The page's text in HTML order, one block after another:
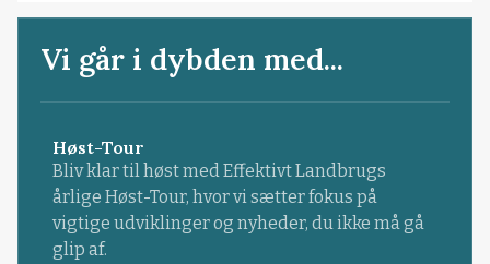
Vi går i dybden med...
Høst-Tour
Bliv klar til høst med Effektivt Landbrugs
årlige Høst-Tour, hvor vi sætter fokus på
vigtige udviklinger og nyheder, du ikke må gå
glip af.